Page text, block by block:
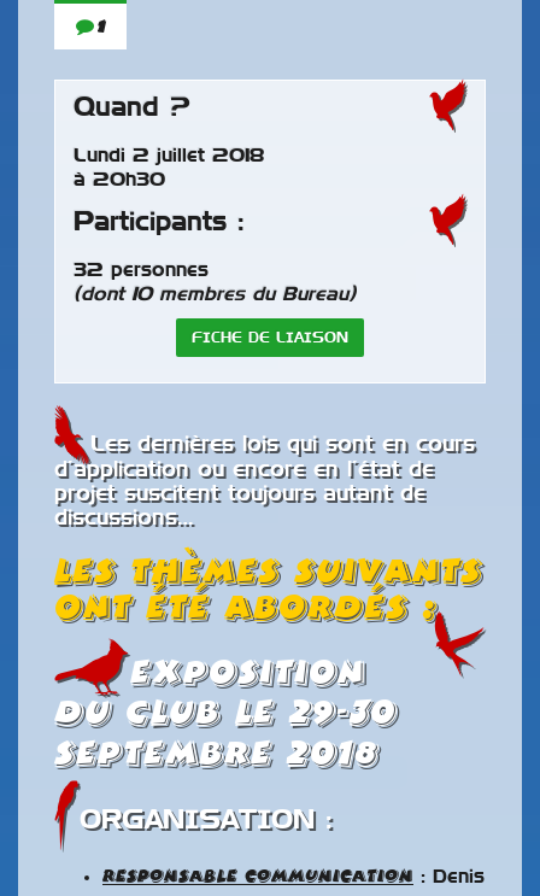
1
Quand ?
Lundi 2 juillet 2018
à 20h30
Participants :
32 personnes
(dont 10 membres du Bureau)
FICHE DE LIAISON
Les dernières lois qui sont en cours
d’application ou encore en l’état de
projet suscitent toujours autant de
discussions…
Les thèmes suivants
ont été abordés :
Exposition
du club le 29-30
septembre 2018
ORGANISATION :
Responsable communication : Denis